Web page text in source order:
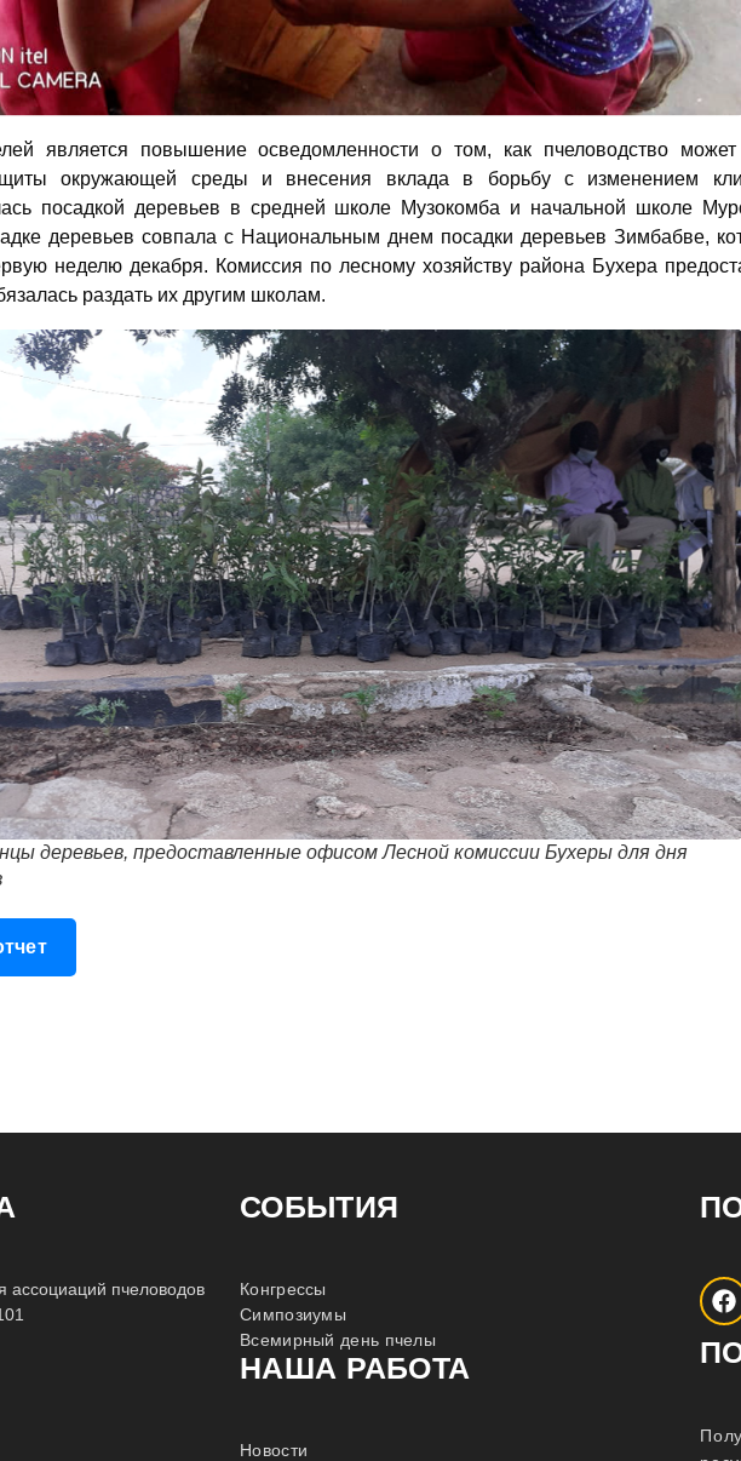
является повышение осведомленности о том, как пчеловодство
окружающей среды и внесения вклада в борьбу с изменением
посадкой деревьев в средней школе Музокомба и начальной школе
деревьев совпала с Национальным днем посадки деревьев Зимбабве,
неделю декабря. Комиссия по лесному хозяйству района Бухера
раздать их другим школам.
деревьев, предоставленные офисом Лесной комиссии Бухеры для дня
пчеловодов
СОБЫТИЯ
Конгрессы
Симпозиумы
Всемирный день пчелы
НАША РАБОТА
Новости